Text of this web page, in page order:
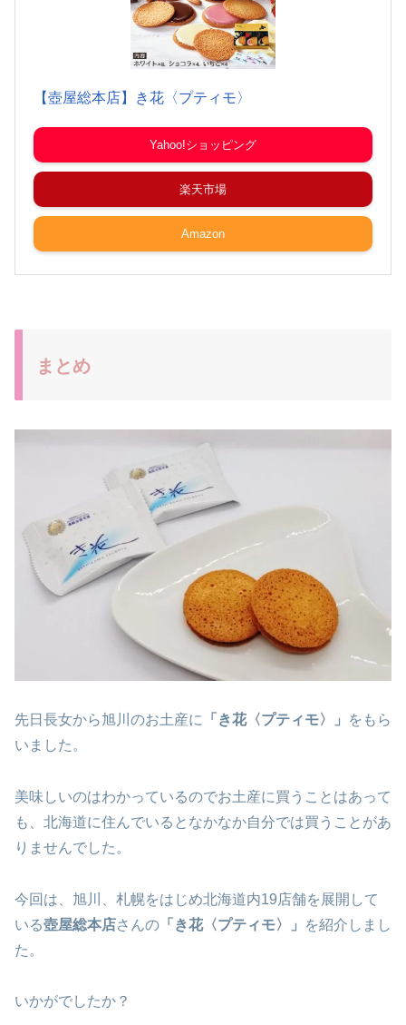
【壺屋総本店】き花〈プティモ〉
Yahoo!ショッピング
楽天市場
Amazon
まとめ
先日長女から旭川のお土産に 「き花〈プティモ〉」
をもら
いました。
美味しいのはわかっているのでお土産に買うことはあって
も、北海道に住んでいるとなかなか自分では買うことがあ
りませんでした。
今回は、旭川、札幌をはじめ北海道内19店舗を展開して
いる壺屋総本店さんの 「き花〈プティモ〉」
を紹介しまし
た。
いかがでしたか？